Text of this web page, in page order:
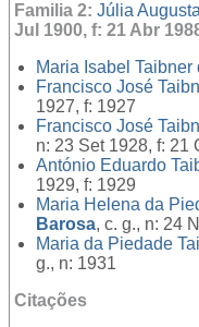
Familia 2: Júlia
Jul 1900, f: 21 Abr
Maria Isabel Taibner
Francisco José
1927, f: 1927
Francisco José
n: 23 Set 1928, f: 21
António Eduardo
1929, f: 1929
Maria Helena da
Barosa, c. g., n: 24
Maria da Piedade
g., n: 1931
Citações